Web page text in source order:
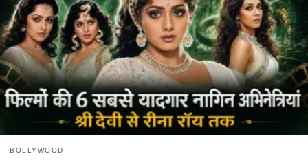
BOLLYWOOD